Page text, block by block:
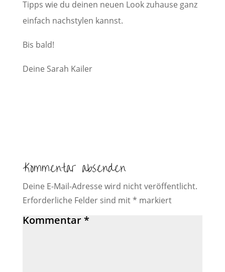
Tipps wie du deinen neuen Look zuhause ganz
einfach nachstylen kannst.
Bis bald!
Deine Sarah Kailer
Kommentar absenden
Deine E-Mail-Adresse wird nicht veröffentlicht.
Erforderliche Felder sind mit* markiert